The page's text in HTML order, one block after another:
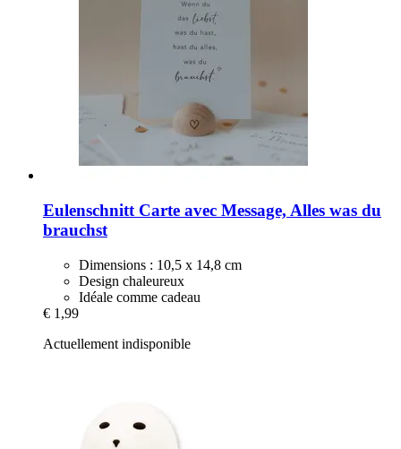
Eulenschnitt Carte avec Message, Alles was du
brauchst
Dimensions : 10,5 x 14,8 cm
Design chaleureux
Idéale comme cadeau
€ 1,99
Actuellement indisponible